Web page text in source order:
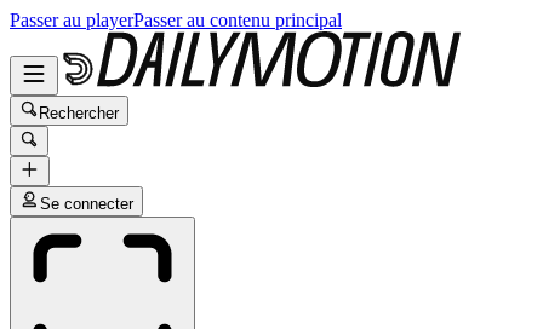
Passer au playerPasser au contenu principal
Rechercher
Se connecter